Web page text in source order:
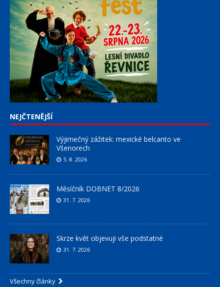
NEJČTENĚJŠÍ
Výjimečný zážitek: mexické belcanto ve
Všenorech
5. 8. 2026
Měsíčník DOBNET 8/2026
31. 7. 2026
Skrze květ objevuji vše podstatné
31. 7. 2026
Všechny články